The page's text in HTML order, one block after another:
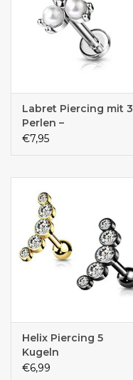
Labret Piercing mit 3
Perlen –
Chirurgenstahl 316L |
€7,95
Helix Piercing 5
Kugeln
€6,99